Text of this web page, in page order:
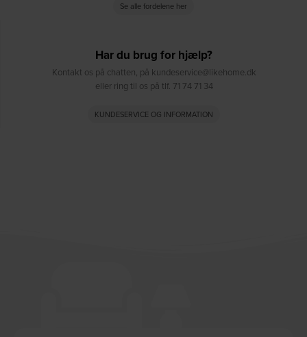
Se alle fordelene her
Har du brug for hjælp?
Kontakt os på chatten, på kundeservice@likehome.dk
eller ring til os på tlf. 71 74 71 34
KUNDESERVICE OG INFORMATION